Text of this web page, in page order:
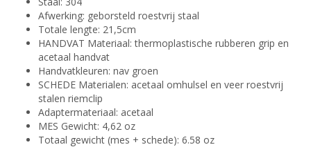
Afwerking: geborsteld roestvrij staal
Totale lengte: 21,5cm
HANDVAT Materiaal: thermoplastische rubberen grip en
acetaal handvat
Handvatkleuren: nav groen
SCHEDE Materialen: acetaal omhulsel en veer roestvrij
stalen riemclip
Adaptermateriaal: acetaal
MES Gewicht: 4,62 oz
Totaal gewicht (mes + schede): 6.58 oz